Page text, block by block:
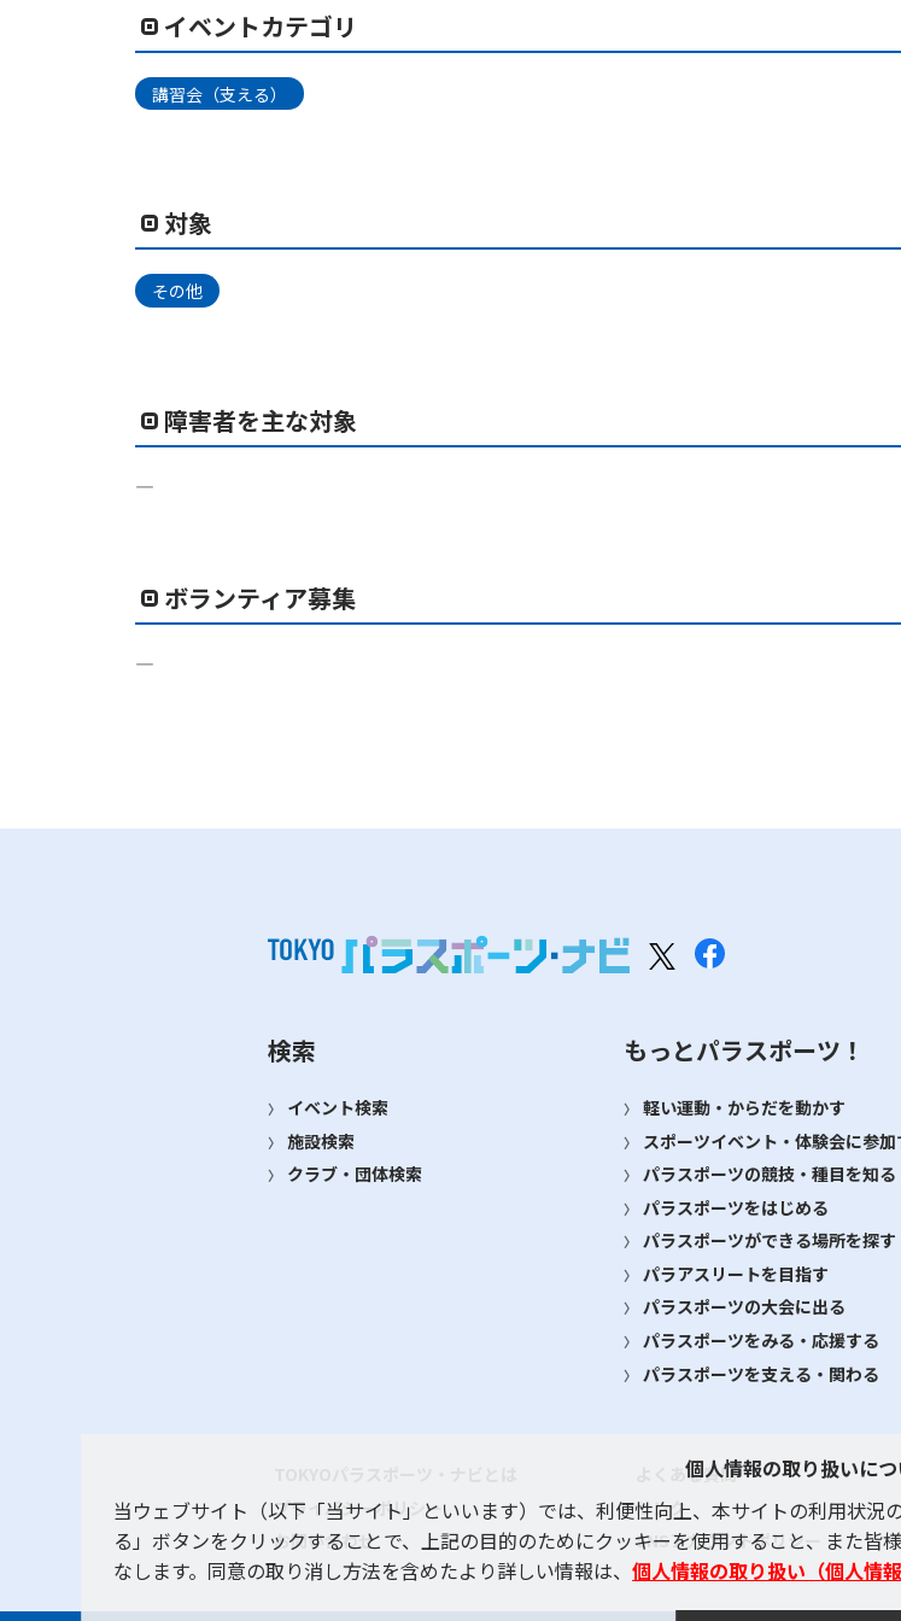
イベントカテゴリ
講習会（支える）
対象
その他
障害者を主な対象
―
ボランティア募集
―
検索
イベント検索
施設検索
クラブ・団体検索
もっとパラスポーツ！
軽い運動・からだを動かす
スポーツイベント・体験会に参加
パラスポーツの競技・種目を知る
パラスポーツをはじめる
パラスポーツができる場所を探す
パラアスリートを目指す
パラスポーツの大会に出る
パラスポーツをみる・応援する
パラスポーツを支える・関わる
よくある質問
プライバシーポリシー
リンク
お問い合わせ
SNSアカウントポリシー
個人情報の取り扱いに
当ウェブサイト（以下「当サイト」といいます）では、利便性向上、本サイトの利用状
る」ボタンをクリックすることで、上記の目的のためにクッキーを使用すること、また
なします。同意の取り消し方法を含めたより詳しい情報は、個人情報の取り扱い（個人情報